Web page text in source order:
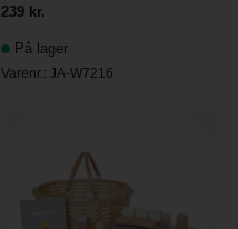
239 kr.
På lager
Varenr.:JA-W7216